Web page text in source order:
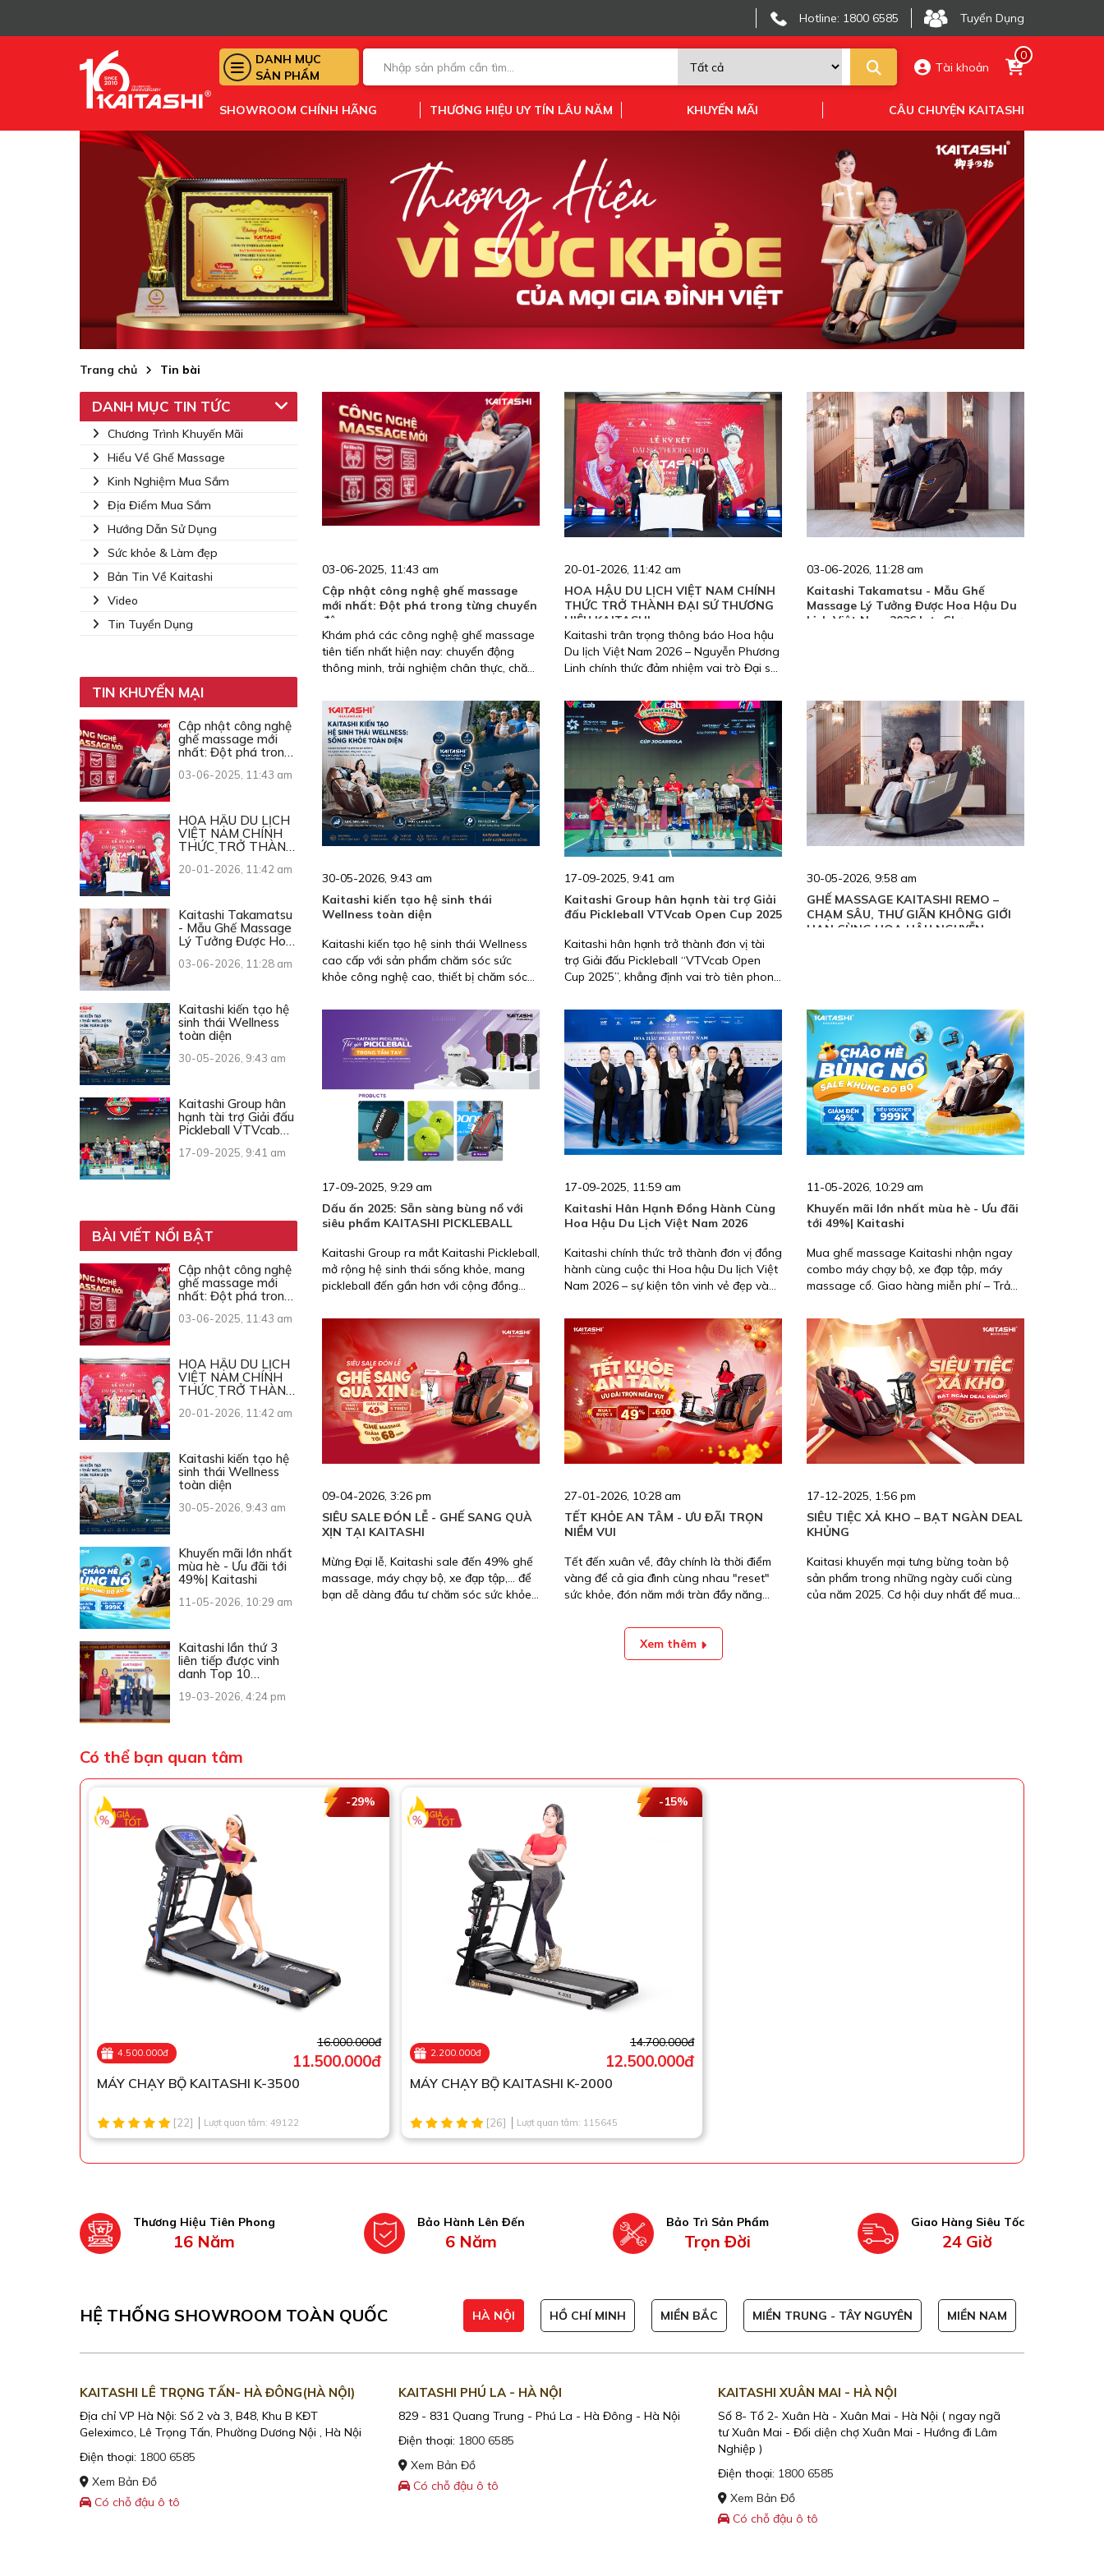
Hotline: 1800 6585 Tuyển Dụng
DANH MỤC
SẢN PHẨM
Tài khoản
0
SHOWROOM CHÍNH HÃNG THƯƠNG HIỆU UY TÍN LÂU NĂM KHUYẾN MÃI CÂU CHUYỆN KAITASHI
Trang chủ Tin bài
DANH MỤC TIN TỨC
Chương Trình Khuyến Mãi
Hiểu Về Ghế Massage
Kinh Nghiệm Mua Sắm
Địa Điểm Mua Sắm
Hướng Dẫn Sử Dụng
Sức khỏe & Làm đẹp
Bản Tin Về Kaitashi
Video
Tin Tuyển Dụng
TIN KHUYẾN MẠI
Cập nhật công nghệ
ghế massage mới
nhất: Đột phá trong
03-06-2025, 11:43 am
HOA HẬU DU LỊCH
VIỆT NAM CHÍNH
THỨC TRỞ THÀNH
HIỆU KAITASHI
20-01-2026, 11:42 am
Kaitashi Takamatsu
- Mẫu Ghế Massage
Lý Tưởng Được Hoa
Nam 2026 Lựa Chọn
03-06-2026, 11:28 am
Kaitashi kiến tạo hệ
sinh thái Wellness
toàn diện
30-05-2026, 9:43 am
Kaitashi Group hân
hạnh tài trợ Giải đấu
Pickleball VTVcab
17-09-2025, 9:41 am
BÀI VIẾT NỔI BẬT
Cập nhật công nghệ
ghế massage mới
nhất: Đột phá trong
03-06-2025, 11:43 am
HOA HẬU DU LỊCH
VIỆT NAM CHÍNH
THỨC TRỞ THÀNH
HIỆU KAITASHI
20-01-2026, 11:42 am
Kaitashi kiến tạo hệ
sinh thái Wellness
toàn diện
30-05-2026, 9:43 am
Khuyến mãi lớn nhất
mùa hè - Ưu đãi tới
49%| Kaitashi
11-05-2026, 10:29 am
Kaitashi lần thứ 3
liên tiếp được vinh
danh Top 10
Việt Nam
19-03-2026, 4:24 pm
03-06-2025, 11:43 am
Cập nhật công nghệ ghế massage
mới nhất: Đột phá trong từng chuyển
động
Khám phá các công nghệ ghế massage
tiên tiến nhất hiện nay: chuyển động
thông minh, trải nghiệm chân thực, chăm
20-01-2026, 11:42 am
HOA HẬU DU LỊCH VIỆT NAM CHÍNH
THỨC TRỞ THÀNH ĐẠI SỨ THƯƠNG
HIỆU KAITASHI
Kaitashi trân trọng thông báo Hoa hậu
Du lịch Việt Nam 2026 – Nguyễn Phương
Linh chính thức đảm nhiệm vai trò Đại sứ
ra cột mốc hợp tác mới giữa một biểu
tượng nhan sắc, trí tuệ, giàu trách nhiệm
cộng đồng và thương hiệu chăm sóc sức
03-06-2026, 11:28 am
Kaitashi Takamatsu - Mẫu Ghế
Massage Lý Tưởng Được Hoa Hậu Du
Lịch Việt Nam 2026 Lựa Chọn
30-05-2026, 9:43 am
Kaitashi kiến tạo hệ sinh thái
Wellness toàn diện
Kaitashi kiến tạo hệ sinh thái Wellness
cao cấp với sản phẩm chăm sóc sức
khỏe công nghệ cao, thiết bị chăm sóc
picklebll cho chuẩn sống khỏe năng
17-09-2025, 9:41 am
Kaitashi Group hân hạnh tài trợ Giải
đấu Pickleball VTVcab Open Cup 2025
Kaitashi hân hạnh trở thành đơn vị tài
trợ Giải đấu Pickleball “VTVcab Open
Cup 2025”, khẳng định vai trò tiên phong
Nam. Sự kiện quy tụ hơn 800 vận động
viên tham dự, truyền cảm hứng sống
khỏe, năng động, kết nối cộng đồng và
lan tỏa những giá trị thể thao hiện đại.
30-05-2026, 9:58 am
GHẾ MASSAGE KAITASHI REMO –
CHẠM SÂU, THƯ GIÃN KHÔNG GIỚI
HẠN CÙNG HOA HẬU NGUYỄN
17-09-2025, 9:29 am
Dấu ấn 2025: Sẵn sàng bùng nổ với
siêu phẩm KAITASHI PICKLEBALL
Kaitashi Group ra mắt Kaitashi Pickleball,
mở rộng hệ sinh thái sống khỏe, mang
pickleball đến gần hơn với cộng đồng
17-09-2025, 11:59 am
Kaitashi Hân Hạnh Đồng Hành Cùng
Hoa Hậu Du Lịch Việt Nam 2026
Kaitashi chính thức trở thành đơn vị đồng
hành cùng cuộc thi Hoa hậu Du lịch Việt
Nam 2026 – sự kiện tôn vinh vẻ đẹp và
nâng tầm hình ảnh du lịch Việt Nam
trong mắt bạn bè quốc tế.
11-05-2026, 10:29 am
Khuyến mãi lớn nhất mùa hè - Ưu đãi
tới 49%| Kaitashi
Mua ghế massage Kaitashi nhận ngay
combo máy chạy bộ, xe đạp tập, máy
massage cổ. Giao hàng miễn phí – Trả
triệu đồng.
09-04-2026, 3:26 pm
SIÊU SALE ĐÓN LỄ - GHẾ SANG QUÀ
XỊN TẠI KAITASHI
Mừng Đại lễ, Kaitashi sale đến 49% ghế
massage, máy chạy bộ, xe đạp tập,... để
bạn dễ dàng đầu tư chăm sóc sức khỏe
27-01-2026, 10:28 am
TẾT KHỎE AN TÂM - ƯU ĐÃI TRỌN
NIỀM VUI
Tết đến xuân về, đây chính là thời điểm
vàng để cả gia đình cùng nhau "reset"
sức khỏe, đón năm mới tràn đầy năng
là món quà tết ý nghĩa, mà còn là "bác
sĩ gia đình" chăm sóc sức khỏe bạn suốt
17-12-2025, 1:56 pm
SIÊU TIỆC XẢ KHO – BẠT NGÀN DEAL
KHỦNG
Kaitasi khuyến mại tưng bừng toàn bộ
sản phẩm trong những ngày cuối cùng
của năm 2025. Cơ hội duy nhất để mua
Xem thêm
Có thể bạn quan tâm
-29%
4.500.000đ
16.000.000đ
11.500.000đ
MÁY CHẠY BỘ KAITASHI K-3500
[22] Lượt quan tâm: 49122
-15%
2.200.000đ
14.700.000đ
12.500.000đ
MÁY CHẠY BỘ KAITASHI K-2000
[26] Lượt quan tâm: 115645
Thương Hiệu Tiên Phong
16 Năm
Bảo Hành Lên Đến
6 Năm
Bảo Trì Sản Phẩm
Trọn Đời
Giao Hàng Siêu Tốc
24 Giờ
HỆ THỐNG SHOWROOM TOÀN QUỐC HÀ NỘI HỒ CHÍ MINH MIỀN BẮC MIỀN TRUNG - TÂY NGUYÊN MIỀN NAM
KAITASHI LÊ TRỌNG TẤN- HÀ ĐÔNG(HÀ NỘI)
Địa chỉ VP Hà Nội: Số 2 và 3, B48, Khu B KĐT
Geleximco, Lê Trọng Tấn, Phường Dương Nội , Hà Nội
Điện thoại: 1800 6585
Xem Bản Đồ
Có chỗ đậu ô tô
KAITASHI PHÚ LA - HÀ NỘI
829 - 831 Quang Trung - Phú La - Hà Đông - Hà Nội
Điện thoại: 1800 6585
Xem Bản Đồ
Có chỗ đậu ô tô
KAITASHI XUÂN MAI - HÀ NỘI
Số 8- Tổ 2- Xuân Hà - Xuân Mai - Hà Nội ( ngay ngã
tư Xuân Mai - Đối diện chợ Xuân Mai - Hướng đi Lâm
Nghiệp )
Điện thoại: 1800 6585
Xem Bản Đồ
Có chỗ đậu ô tô